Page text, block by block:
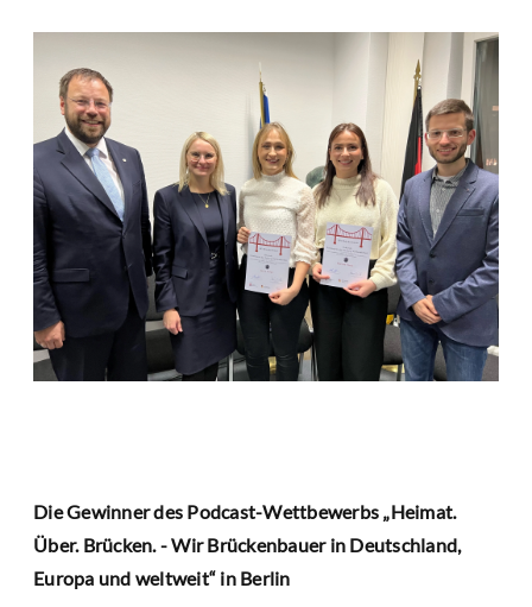
Die Gewinner des Podcast-Wettbewerbs „Heimat.
Über. Brücken. - Wir Brückenbauer in Deutschland,
Europa und weltweit“ in Berlin